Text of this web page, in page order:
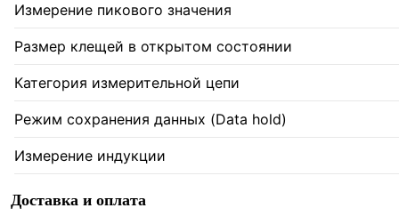
Измерение пикового значения
Размер клещей в открытом состоянии
Категория измерительной цепи
Режим сохранения данных (Data hold)
Измерение индукции
Доставка и оплата